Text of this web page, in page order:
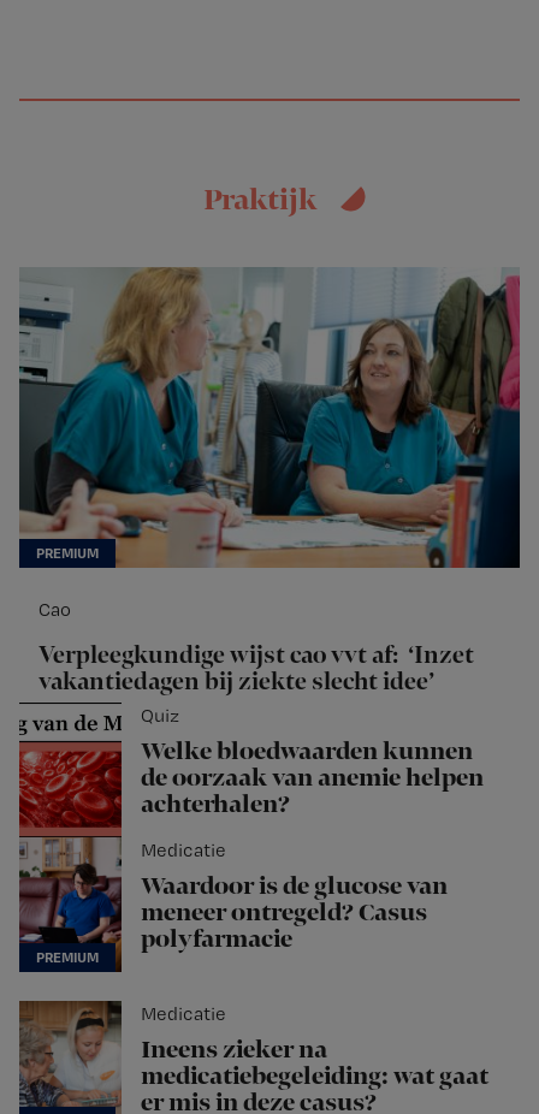
Praktijk
Cao
Verpleegkundige wijst cao vvt af: ‘Inzet
vakantiedagen bij ziekte slecht idee’
Quiz
Welke bloedwaarden kunnen
de oorzaak van anemie helpen
achterhalen?
Medicatie
Waardoor is de glucose van
meneer ontregeld? Casus
polyfarmacie
Medicatie
Ineens zieker na
medicatiebegeleiding: wat gaat
er mis in deze casus?